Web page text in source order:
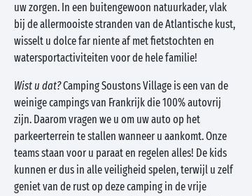
uw zorgen. In een buitengewoon natuurkader, vlak
bij de allermooiste stranden van de Atlantische kust,
wisselt u dolce far niente af met fietstochten en
watersportactiviteiten voor de hele familie!
Wist u dat?Camping Soustons Village is een van de
weinige campings van Frankrijk die 100% autovrij
zijn. Daarom vragen we u om uw auto op het
parkeerterrein te stallen wanneer u aankomt. Onze
teams staan voor u paraat en regelen alles! De kids
kunnen er dus in alle veiligheid spelen, terwijl u zelf
geniet van de rust op deze camping in de vrije